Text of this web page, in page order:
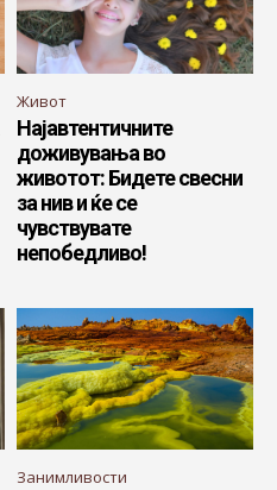
Живот
Најавтентичните
доживувања во
животот: Бидете свесни
за нив и ќе се
чувствувате
непобедливо!
Занимливости